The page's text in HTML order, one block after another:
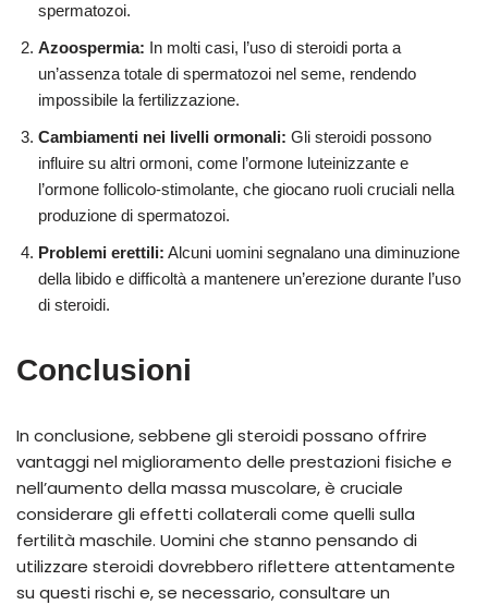
spermatozoi.
Azoospermia: In molti casi, l’uso di steroidi porta a
un’assenza totale di spermatozoi nel seme, rendendo
impossibile la fertilizzazione.
Cambiamenti nei livelli ormonali: Gli steroidi possono
influire su altri ormoni, come l’ormone luteinizzante e
l’ormone follicolo-stimolante, che giocano ruoli cruciali nella
produzione di spermatozoi.
Problemi erettili: Alcuni uomini segnalano una diminuzione
della libido e difficoltà a mantenere un’erezione durante l’uso
di steroidi.
Conclusioni
In conclusione, sebbene gli steroidi possano offrire
vantaggi nel miglioramento delle prestazioni fisiche e
nell’aumento della massa muscolare, è cruciale
considerare gli effetti collaterali come quelli sulla
fertilità maschile. Uomini che stanno pensando di
utilizzare steroidi dovrebbero riflettere attentamente
su questi rischi e, se necessario, consultare un